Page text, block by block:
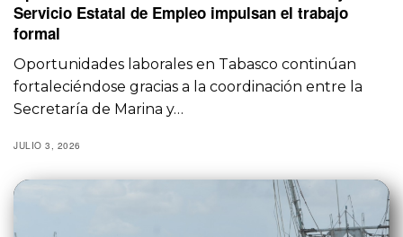
Servicio Estatal de Empleo impulsan el trabajo
formal
Oportunidades laborales en Tabasco continúan
fortaleciéndose gracias a la coordinación entre la
Secretaría de Marina y…
JULIO 3, 2026